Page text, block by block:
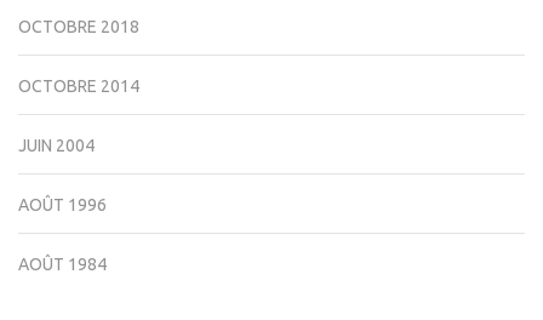
OCTOBRE 2018
OCTOBRE 2014
JUIN 2004
AOÛT 1996
AOÛT 1984